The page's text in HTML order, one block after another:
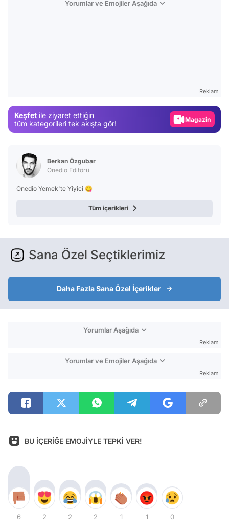
Yorumlar ve Emojiler Aşağıda
Reklam
Keşfet ile ziyaret ettiğin
tüm kategorileri tek akışta gör!
Magazin
Berkan Özgubar
Onedio Editörü
Onedio Yemek'te Yiyici 😋
Tüm içerikleri
Sana Özel Seçtiklerimiz
Daha Fazla Sana Özel İçerikler
Yorumlar Aşağıda
Reklam
Yorumlar ve Emojiler Aşağıda
Reklam
BU İÇERİĞE EMOJİYLE TEPKİ VER!
6 2 2 2 1 1 0